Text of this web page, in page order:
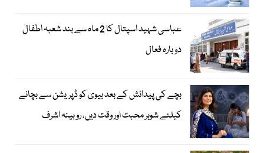
عباسی شہید اسپتال کا 2 ماہ سے بند شعبہ اطفال
دوبارہ فعال
بچے کی پیدائش کے بعد بیوی کو ڈپریشن سے بچانے
کیلئے شوہر محبت اور وقت دیں، روبینہ اشرف